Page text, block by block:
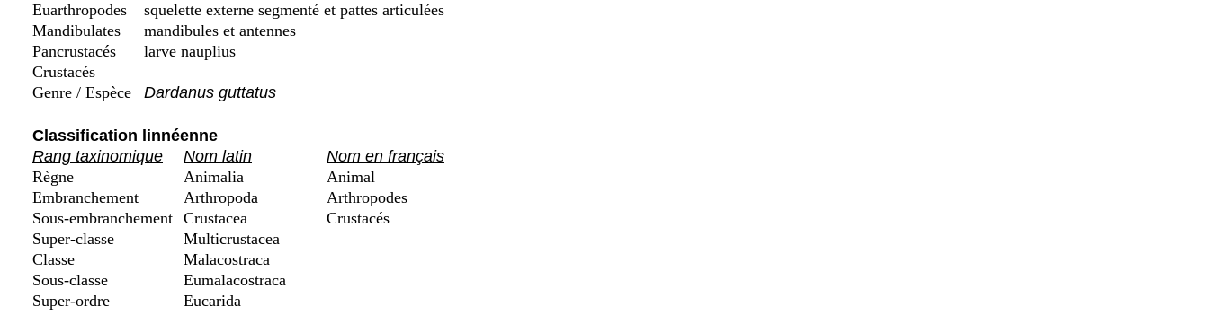
Euarthropodes
squelette externe segmenté et pattes articulées
Mandibulates
mandibules et antennes
Pancrustacés
larve nauplius
Crustacés
Genre / Espèce
Dardanus guttatus
Classification linnéenne
Rang taxinomique
Nom latin
Nom en français
Règne
Animalia
Animal
Embranchement
Arthropoda
Arthropodes
Sous-embranchement Crustacea
Crustacés
Super-classe
Multicrustacea
Classe
Malacostraca
Sous-classe
Eumalacostraca
Super-ordre
Eucarida